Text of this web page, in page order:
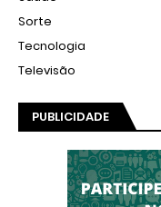
Sorte
Tecnologia
Televisão
PUBLICIDADE